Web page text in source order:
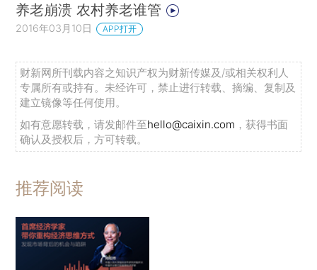
养老崩溃 农村养老谁管
2016年03月10日 APP打开
财新网所刊载内容之知识产权为财新传媒及/或相关权利人
专属所有或持有。未经许可，禁止进行转载、摘编、复制及
建立镜像等任何使用。
如有意愿转载，请发邮件至hello@caixin.com ，获得书面
确认及授权后，方可转载。
推荐阅读